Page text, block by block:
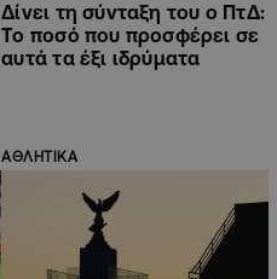
Δίνει τη σύνταξη του ο ΠτΔ:
Το ποσό που προσφέρει σε
αυτά τα έξι ιδρύματα
ΑΘΛΗΤΙΚΑ